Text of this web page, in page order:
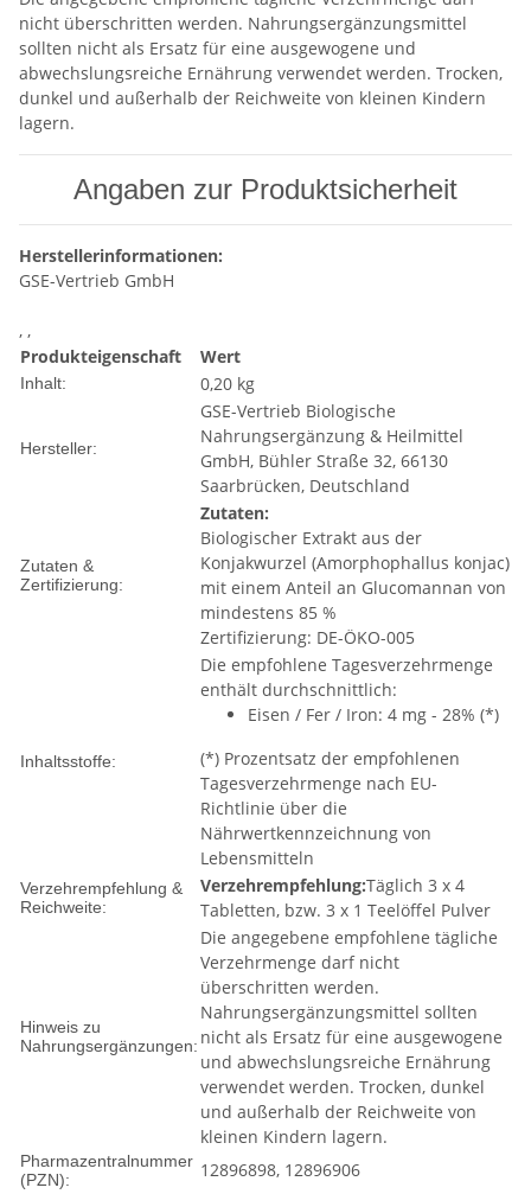
nicht überschritten werden. Nahrungsergänzungsmittel
sollten nicht als Ersatz für eine ausgewogene und
abwechslungsreiche Ernährung verwendet werden. Trocken,
dunkel und außerhalb der Reichweite von kleinen Kindern
lagern.
Angaben zur Produktsicherheit
Herstellerinformationen:
GSE-Vertrieb GmbH
, ,
Produkteigenschaft
Wert
Inhalt: 0,20 kg
Hersteller:
GSE-Vertrieb Biologische
Nahrungsergänzung & Heilmittel
GmbH, Bühler Straße 32, 66130
Saarbrücken, Deutschland
Zutaten &
Zertifizierung:
Zutaten:
Biologischer Extrakt aus der
Konjakwurzel (Amorphophallus konjac)
mit einem Anteil an Glucomannan von
mindestens 85 %
Zertifizierung: DE-ÖKO-005
Inhaltsstoffe:
Die empfohlene Tagesverzehrmenge
enthält durchschnittlich:
Eisen / Fer / Iron: 4 mg - 28% (*)
(*) Prozentsatz der empfohlenen
Tagesverzehrmenge nach EU-
Richtlinie über die
Nährwertkennzeichnung von
Lebensmitteln
Verzehrempfehlung &
Reichweite:
Verzehrempfehlung:Täglich 3 x 4
Tabletten, bzw. 3 x 1 Teelöffel Pulver
Hinweis zu
Nahrungsergänzungen:
Die angegebene empfohlene tägliche
Verzehrmenge darf nicht
überschritten werden.
Nahrungsergänzungsmittel sollten
nicht als Ersatz für eine ausgewogene
und abwechslungsreiche Ernährung
verwendet werden. Trocken, dunkel
und außerhalb der Reichweite von
kleinen Kindern lagern.
Pharmazentralnummer
(PZN):
12896898, 12896906